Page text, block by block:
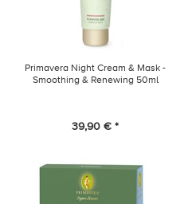
Primavera Night Cream & Mask -
Smoothing & Renewing 50ml
39,90 € *